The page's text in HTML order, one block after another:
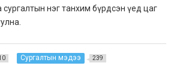
сургалтын нэг танхим бүрдсэн үед цаг
Сургалтын мэдээ 239